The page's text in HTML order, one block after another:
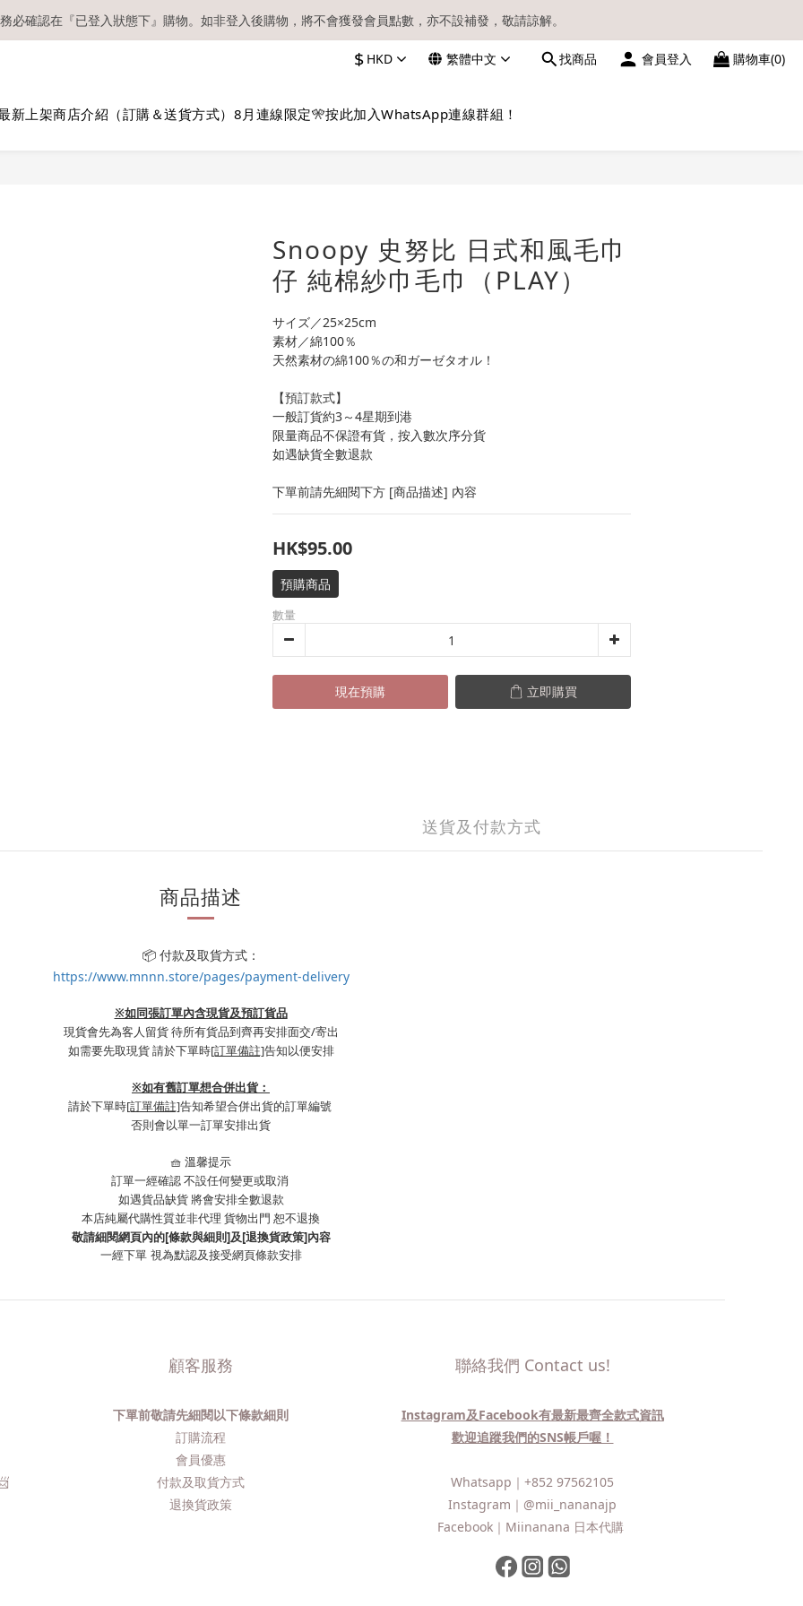
【現貨區】內款式均為在港現貨，現貨區以外的所有貨品都需要訂貨喔！
必確認在『已登入狀態下』購物。如非登入後購物，將不會獲發會員點數，亦不設補發，敬請諒解。
豐快遞／本地及國際郵遞寄出後，本店只會以電郵通知出貨，下單後敬請留意電郵信箱。
$ HKD 繁體中文 找商品 會員登入 購物車(0)
新上架商店介紹（訂購＆送貨方式） 8月連線限定🎌按此加入WhatsApp連線群組！
Snoopy 史努比 日式和風毛巾
仔 純棉紗巾毛巾（PLAY）
サイズ／25×25cm
素材／綿100％
天然素材の綿100％の和ガーゼタオル！
【預訂款式】
一般訂貨約3～4星期到港
限量商品不保證有貨，按入數次序分貨
如遇缺貨全數退款
下單前請先細閱下方 [商品描述] 內容
HK$95.00
預購商品
數量
現在預購 立即購買
送貨及付款方式
商品描述
📦 付款及取貨方式：
https://www.mnnn.store/pages/payment-delivery
※如同張訂單內含現貨及預訂貨品
現貨會先為客人留貨 待所有貨品到齊再安排面交/寄出
如需要先取現貨 請於下單時[訂單備註]告知以便安排
※如有舊訂單想合併出貨：
請於下單時[訂單備註]告知希望合併出貨的訂單編號
否則會以單一訂單安排出貨
🧺 溫馨提示
訂單一經確認 不設任何變更或取消
如遇貨品缺貨 將會安排全數退款
本店純屬代購性質並非代理 貨物出門 恕不退換
敬請細閱網頁內的[條款與細則]及[退換貨政策]內容
一經下單 視為默認及接受網頁條款安排
顧客服務
下單前敬請先細閱以下條款細則
訂購流程​
會員優惠
付款及取貨方式
退換貨政策
聯絡我們 Contact us!
Instagram及Facebook有最新最齊全款式資訊
歡迎追蹤我們的SNS帳戶喔！
Whatsapp｜ +852 97562105
Instagram｜ @mii_nananajp
Facebook｜ Miinanana 日本代購